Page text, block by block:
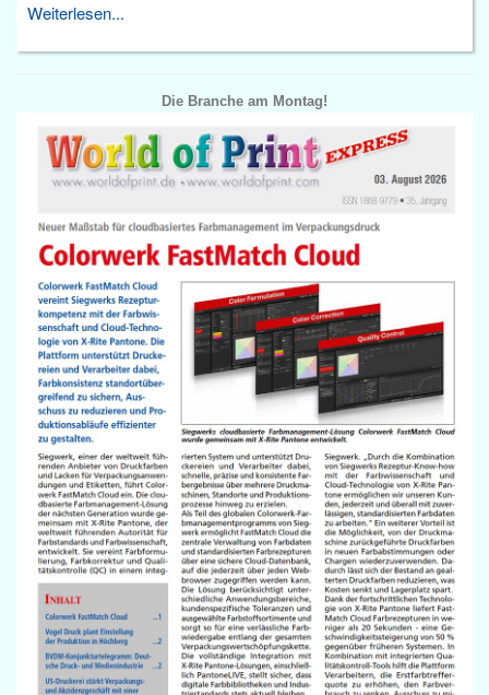
Weiterlesen...
Die Branche am Montag!